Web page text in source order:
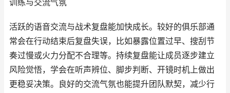
训练与交流气氛
活跃的语音交流与战术复盘能加快成长。较好的俱乐部通
常会在行动结束后复盘失误，比如暴露位置过早、搜刮节
奏过慢或火力分配不合理等。持续复盘能让成员逐步建立
风险觉悟，学会在听声辨位、脚步判断、开镜时机上做出
更稳妥决策。良好的交流气氛也能提升团队默契，减少行